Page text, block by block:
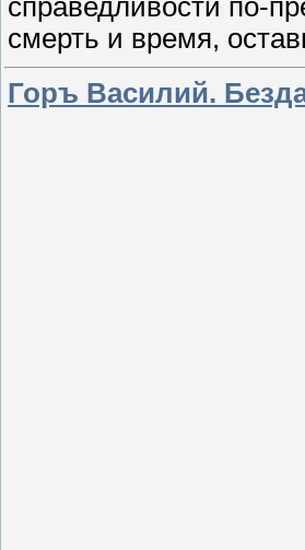
справедливости по-
смерть и время,
Горъ Василий.